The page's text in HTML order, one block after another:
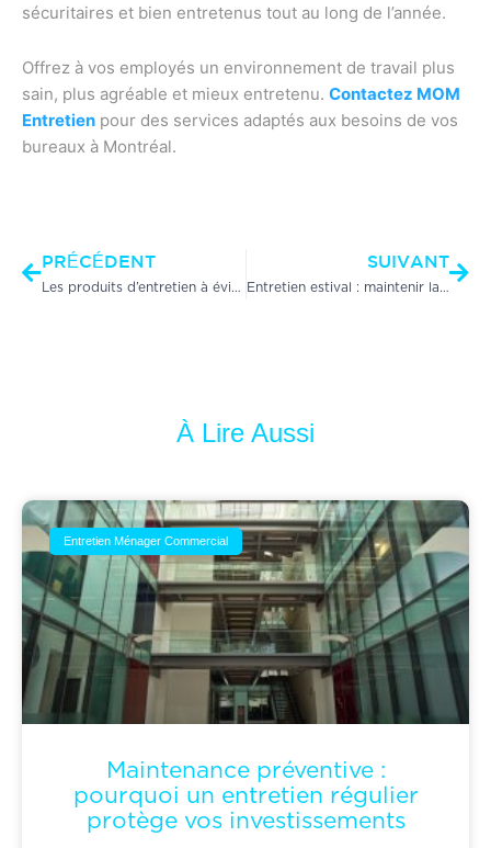
sécuritaires et bien entretenus tout au long de l’année.
Offrez à vos employés un environnement de travail plus
sain, plus agréable et mieux entretenu. Contactez MOM
Entretien pour des services adaptés aux besoins de vos
bureaux à Montréal.
PRÉCÉDENT
Les produits d’entretien à éviter dans les environnements sensibles
SUIVANT
Entretien estival : maintenir la propreté des aires communes durant la période de haute fréquentation
À Lire Aussi
Entretien Ménager Commercial
Maintenance préventive :
pourquoi un entretien régulier
protège vos investissements